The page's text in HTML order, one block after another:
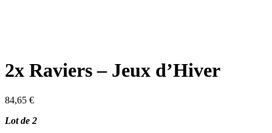
2x Raviers – Jeux d’Hiver
84,65 €
Lot de 2